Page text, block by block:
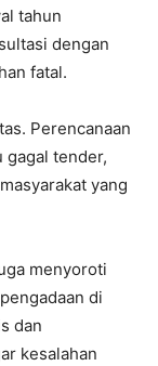
tahun
dengan
fatal.
Perencanaan
gagal tender,
yang
menyoroti
di
dan
kesalahan